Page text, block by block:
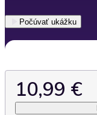
Počúvať ukážku
10,99 €